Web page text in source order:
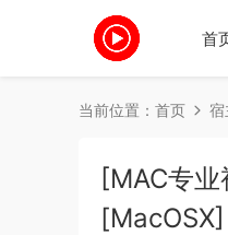
首
当前位置： 首页 宿
[MAC专
[MacOSX]